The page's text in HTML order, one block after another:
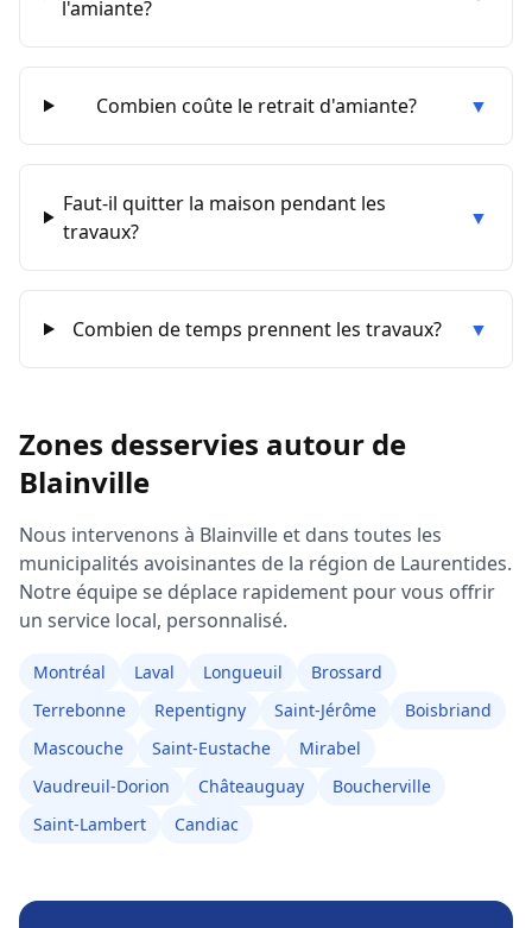
l'amiante?
Combien coûte le retrait d'amiante? ▼
Faut-il quitter la maison pendant les
travaux?
▼
Combien de temps prennent les travaux? ▼
Zones desservies autour de
Blainville
Nous intervenons à Blainville et dans toutes les
municipalités avoisinantes de la région de Laurentides.
Notre équipe se déplace rapidement pour vous offrir
un service local, personnalisé.
Montréal Laval Longueuil
Brossard
Terrebonne
Repentigny Saint-Jérôme
Boisbriand
Mascouche
Saint-Eustache
Mirabel
Vaudreuil-Dorion
Châteauguay
Boucherville
Saint-Lambert
Candiac